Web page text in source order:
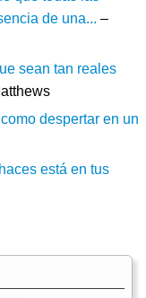
de una... –
sean tan reales
despertar en un
está en tus